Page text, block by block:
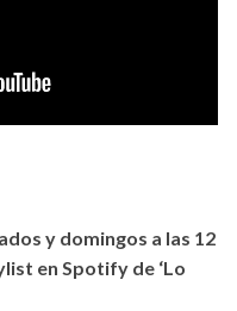
y domingos a las 12
en Spotify de ‘Lo